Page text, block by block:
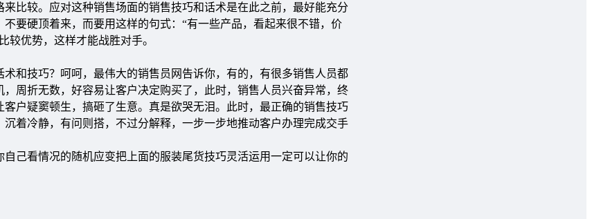
较。应对这种销售场面的销售技巧和话术是在此之前，最好能充分
要硬顶着来，而要用这样的句式：“有一些产品，看起来很不错，价
优势，这样才能战胜对手。
技巧？呵呵，最伟大的销售员网告诉你，有的，有很多销售人员都
周折无数，好容易让客户决定购买了，此时，销售人员兴奋异常，终
户疑窦顿生，搞砸了生意。真是欲哭无泪。此时，最正确的销售技巧
着冷静，有问则搭，不过分解释，一步一步地推动客户办理完成交手
己看情况的随机应变把上面的服装尾货技巧灵活运用一定可以让你的